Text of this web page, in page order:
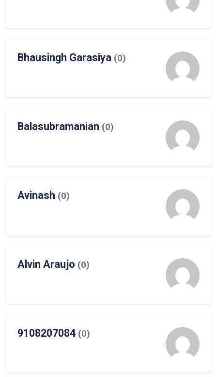
Bhausingh Garasiya (0)
Balasubramanian (0)
Avinash (0)
Alvin Araujo (0)
9108207084 (0)